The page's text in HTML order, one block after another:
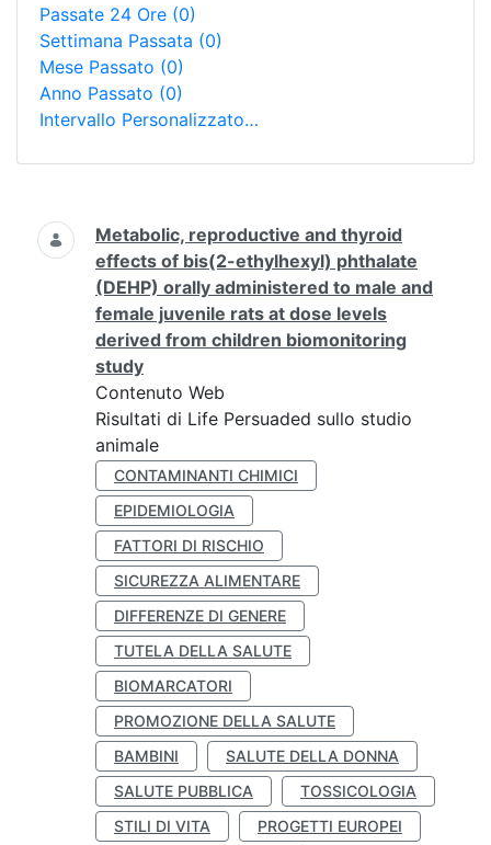
Passate 24 Ore (0)
Settimana Passata (0)
Mese Passato (0)
Anno Passato (0)
Intervallo Personalizzato…
Ricerca
Metabolic, reproductive and thyroid
effects of bis(2-ethylhexyl) phthalate
(DEHP) orally administered to male and
female juvenile rats at dose levels
derived from children biomonitoring
study
Contenuto Web
Risultati di Life Persuaded sullo studio
animale
CONTAMINANTI CHIMICI
EPIDEMIOLOGIA
FATTORI DI RISCHIO
SICUREZZA ALIMENTARE
DIFFERENZE DI GENERE
TUTELA DELLA SALUTE
BIOMARCATORI
PROMOZIONE DELLA SALUTE
BAMBINI
SALUTE DELLA DONNA
SALUTE PUBBLICA
TOSSICOLOGIA
STILI DI VITA
PROGETTI EUROPEI